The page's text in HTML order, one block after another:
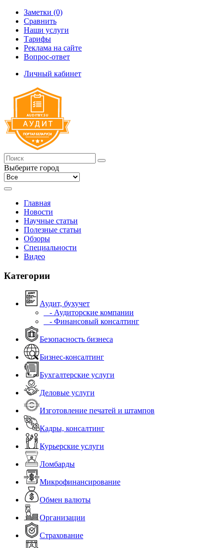
Заметки (0)
Сравнить
Наши услуги
Тарифы
Реклама на сайте
Вопрос-ответ
Личный кабинет
Выберите город
Главная
Новости
Научные статьи
Полезные статьи
Обзоры
Специальности
Видео
Категории
Аудит, бухучет
- Аудиторские компании
- Финансовый консалтинг
Безопасность бизнеса
Бизнес-консалтинг
Бухгалтерские услуги
Деловые услуги
Изготовление печатей и штампов
Кадры, консалтинг
Курьерские услуги
Ломбарды
Микрофинансирование
Обмен валюты
Организации
Страхование